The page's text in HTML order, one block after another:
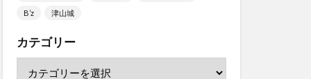
B’z
津山城
カテゴリー